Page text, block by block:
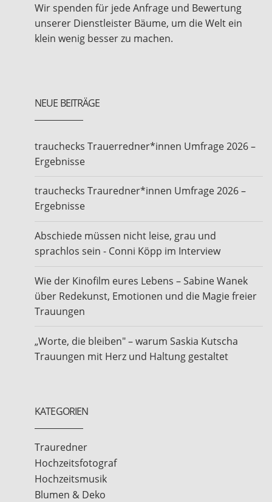
Wir spenden für jede Anfrage und Bewertung
unserer Dienstleister Bäume, um die Welt ein
klein wenig besser zu machen.
NEUE BEITRÄGE
trauchecks Trauerredner*innen Umfrage 2026 –
Ergebnisse
trauchecks Trauredner*innen Umfrage 2026 –
Ergebnisse
Abschiede müssen nicht leise, grau und
sprachlos sein - Conni Köpp im Interview
Wie der Kinofilm eures Lebens – Sabine Wanek
über Redekunst, Emotionen und die Magie freier
Trauungen
„Worte, die bleiben" – warum Saskia Kutscha
Trauungen mit Herz und Haltung gestaltet
KATEGORIEN
Trauredner
Hochzeitsfotograf
Hochzeitsmusik
Blumen & Deko